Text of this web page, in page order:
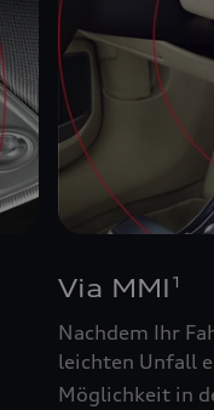
Via MMI 1
Nachdem Ihr
leichten Unfall
Möglichkeit in